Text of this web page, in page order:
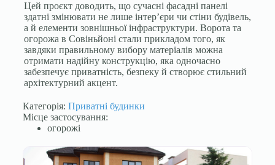
Цей проєкт доводить, що сучасні фасадні панелі
здатні змінювати не лише інтер’єри чи стіни будівель,
а й елементи зовнішньої інфраструктури. Ворота та
огорожа в Совіньйоні стали прикладом того, як
завдяки правильному вибору матеріалів можна
отримати надійну конструкцію, яка одночасно
забезпечує приватність, безпеку й створює стильний
архітектурний акцент.
Категорія: Приватні будинки
Місце застосування:
огорожі